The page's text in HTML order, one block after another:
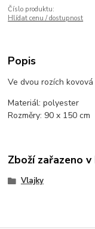
Číslo produktu:
Hlídat cenu / dostupnost
Popis
Ve dvou rozích
Materiál: polyester
Rozměry: 90 x 150 cm
Zboží zařazeno
Vlajky